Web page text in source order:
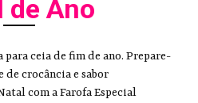
de Ano
para ceia de fim de ano. Prepare-
de crocância e sabor
com a Farofa Especial